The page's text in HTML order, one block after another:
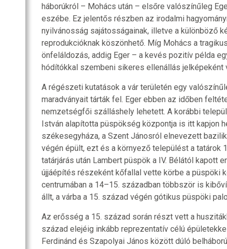
háborúkról – Mohács után – elsőre valószínűleg
eszébe. Ez jelentős részben az irodalmi
nyilvánosság sajátosságainak, illetve a különböző
reprodukcióknak köszönhető. Míg Mohács a
önfeláldozás, addig Eger – a kevés pozitív példa
hódítókkal szembeni sikeres ellenállás jelképeként
A régészeti kutatások a vár területén egy
maradványait tárták fel. Eger ebben az időben
nemzetségfői szálláshely lehetett. A korábbi
István alapította püspökség központja is itt kapjon
székesegyháza, a Szent Jánosról elnevezett
végén épült, ezt és a környező települést a tatárok
tatárjárás után Lambert püspök a IV. Bélától kapott
újjáépítés részeként kőfallal vette körbe a püspöki
centrumában a 14–15. században többször is
állt, a várba a 15. század végén gótikus püspöki
Az erősség a 15. század során részt vett a
század elejéig inkább reprezentatív célú
Ferdinánd és Szapolyai János között dúló